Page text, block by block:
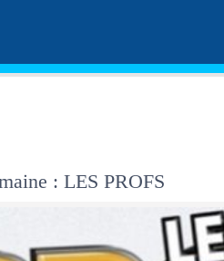
: LES PROFS